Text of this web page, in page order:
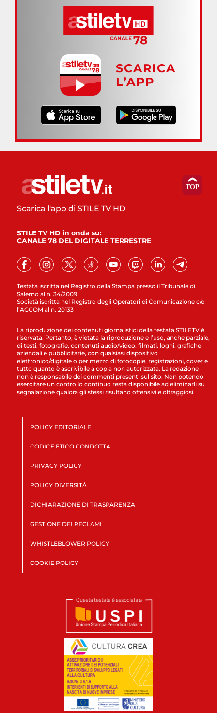
SCARICA
L’APP
Testata iscritta nel Registro della Stampa presso il Tribunale di
Salerno al n. 34/2009
Società iscritta nel Registro degli Operatori di Comunicazione c/o
l’AGCOM al n. 20133
Scarica l'app di STILE TV HD
STILE TV HD in onda su:
CANALE 78 DEL DIGITALE TERRESTRE
La riproduzione dei contenuti giornalistici della testata STILETV è
riservata. Pertanto, è vietata la riproduzione e l’uso, anche parziale,
di testi, fotografie, contenuti audio/video, filmati, loghi, grafiche
aziendali e pubblicitarie, con qualsiasi dispositivo
elettronico/digitale o per mezzo di fotocopie, registrazioni, cover e
tutto quanto è ascrivibile a copia non autorizzata. La redazione
non è responsabile dei commenti presenti sul sito. Non potendo
esercitare un controllo continuo resta disponibile ad eliminarli su
segnalazione qualora gli stessi risultano offensivi e oltraggiosi.
POLICY EDITORIALE
CODICE ETICO CONDOTTA
PRIVACY POLICY
POLICY DIVERSITÀ
DICHIARAZIONE DI TRASPARENZA
GESTIONE DEI RECLAMI
WHISTLEBLOWER POLICY
COOKIE POLICY